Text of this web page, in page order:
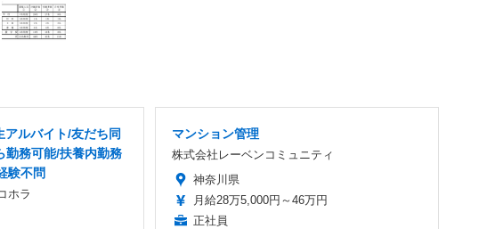
ルバイト/友だち同
勤務可能/扶養内勤務
験不問
ホラ
マンション管理
株式会社レーベンコミュニティ
神奈川県
月給28万5,000円～46万円
正社員